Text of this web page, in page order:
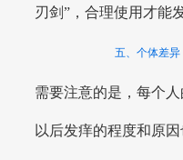
刃剑”，合理使用才能
五、个体差
需要注意的是，每个
以后发痒的程度和原